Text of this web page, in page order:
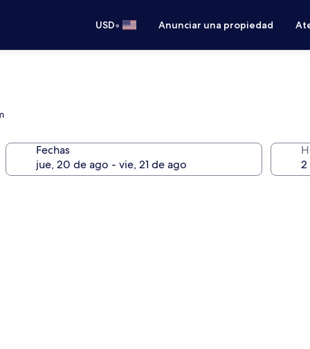
USD• Anunciar una propiedad
Fechas